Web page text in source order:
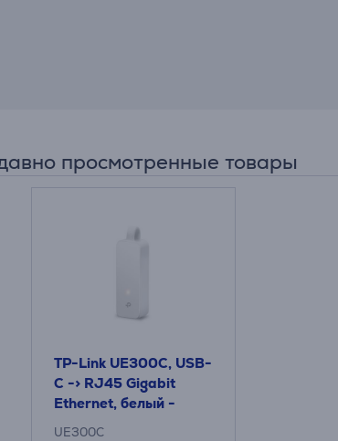
просмотренные товары
TP-Link UE300C, USB-
C -> RJ45 Gigabit
Ethernet, белый -
Сетевой адаптер
UE300C